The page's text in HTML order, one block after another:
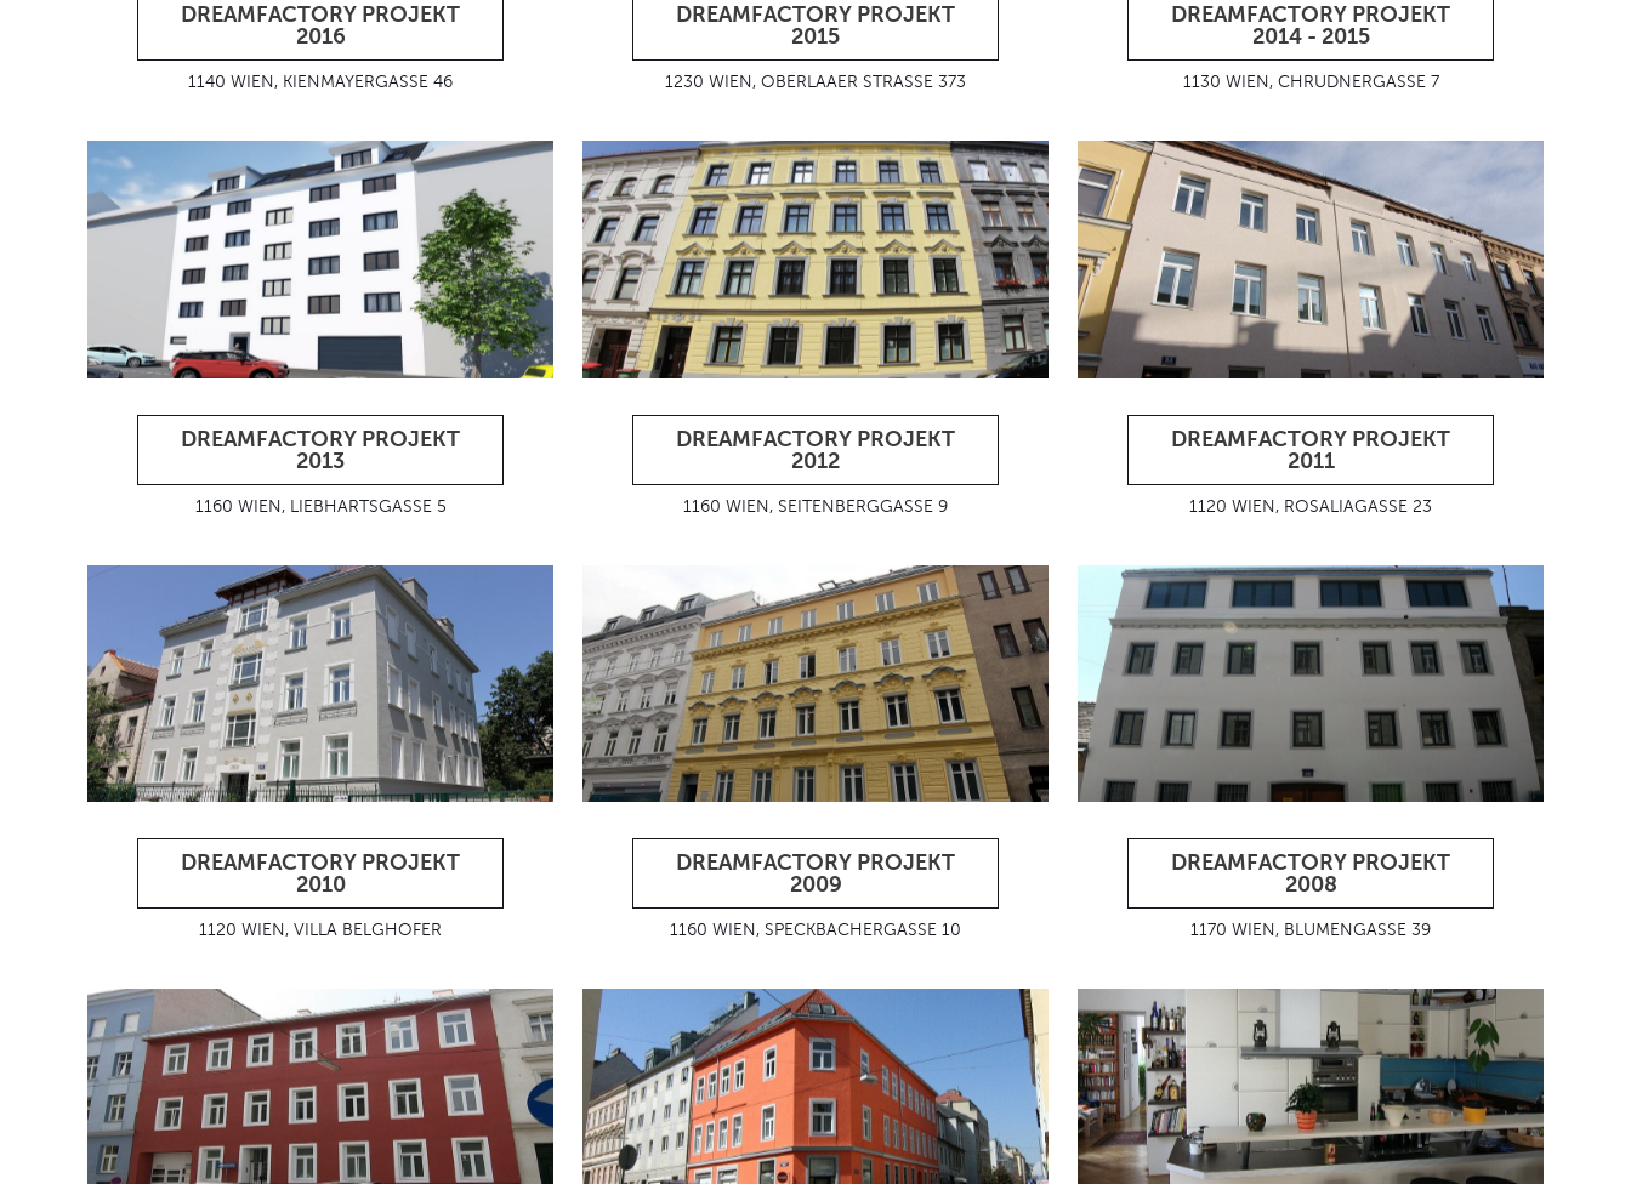
DREAMFACTORY PROJEKT
2016
1140 WIEN, KIENMAYERGASSE 46
DREAMFACTORY PROJEKT
2015
1230 WIEN, OBERLAAER STRASSE 373
DREAMFACTORY PROJEKT
2014 - 2015
1130 WIEN, CHRUDNERGASSE 7
DREAMFACTORY PROJEKT
2013
1160 WIEN, LIEBHARTSGASSE 5
DREAMFACTORY PROJEKT
2012
1160 WIEN, SEITENBERGGASSE 9
DREAMFACTORY PROJEKT
2011
1120 WIEN, ROSALIAGASSE 23
DREAMFACTORY PROJEKT
2010
1120 WIEN, VILLA BELGHOFER
DREAMFACTORY PROJEKT
2009
1160 WIEN, SPECKBACHERGASSE 10
DREAMFACTORY PROJEKT
2008
1170 WIEN, BLUMENGASSE 39